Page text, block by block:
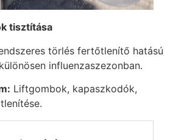
tisztítása
törlés fertőtlenítő hatású
influenzaszezonban.
Liftgombok, kapaszkodók,